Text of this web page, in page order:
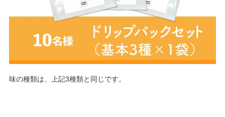
味の種類は、上記3種類と同じです。